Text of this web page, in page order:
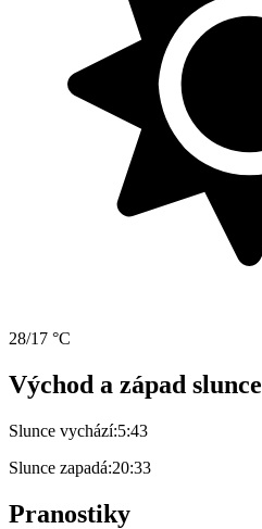
28/17 °C
Východ a západ slunce
Slunce vychází:5:43
Slunce zapadá:20:33
Pranostiky